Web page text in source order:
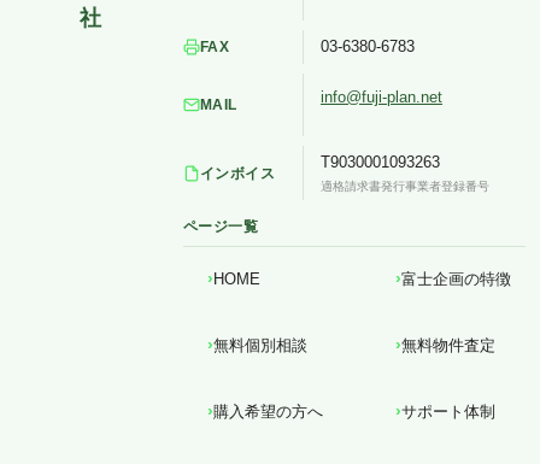
FAX 03-6380-6783
MAIL info@fuji-plan.net
インボイス
T9030001093263
適格請求書発行事業者登録番号
ページ一覧
HOME 富士企画の特徴
無料個別相談 無料物件査定
購入希望の方へ サポート体制